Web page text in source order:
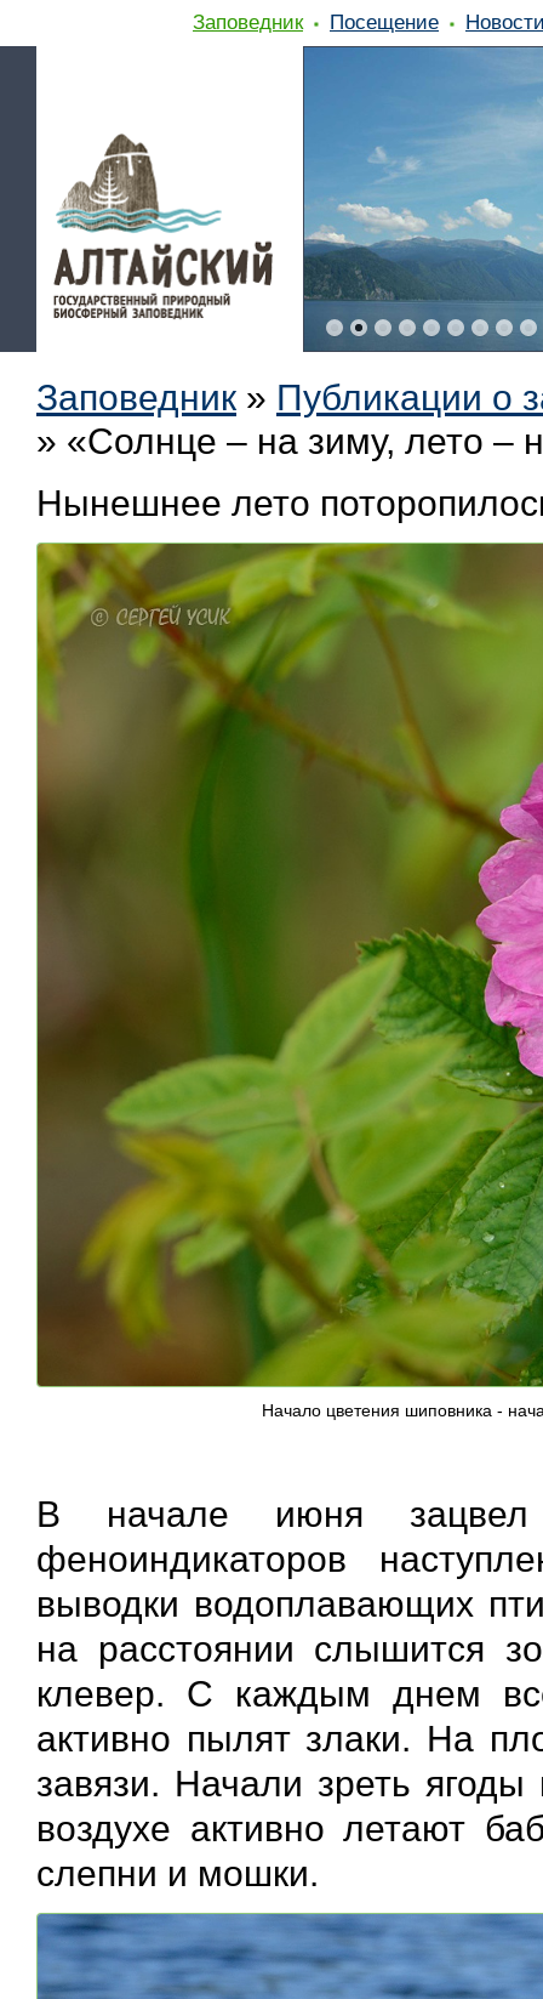
Заповедник Посещение
Заповедник » Публикации о
» «Солнце – на зиму, лето –
Нынешнее лето
Начало цветения шиповника -
В начале июня
феноиндикаторов
выводки водоплавающих
на расстоянии слышится
клевер. С каждым днем
активно пылят злаки. На
завязи. Начали зреть
воздухе активно летают
слепни и мошки.